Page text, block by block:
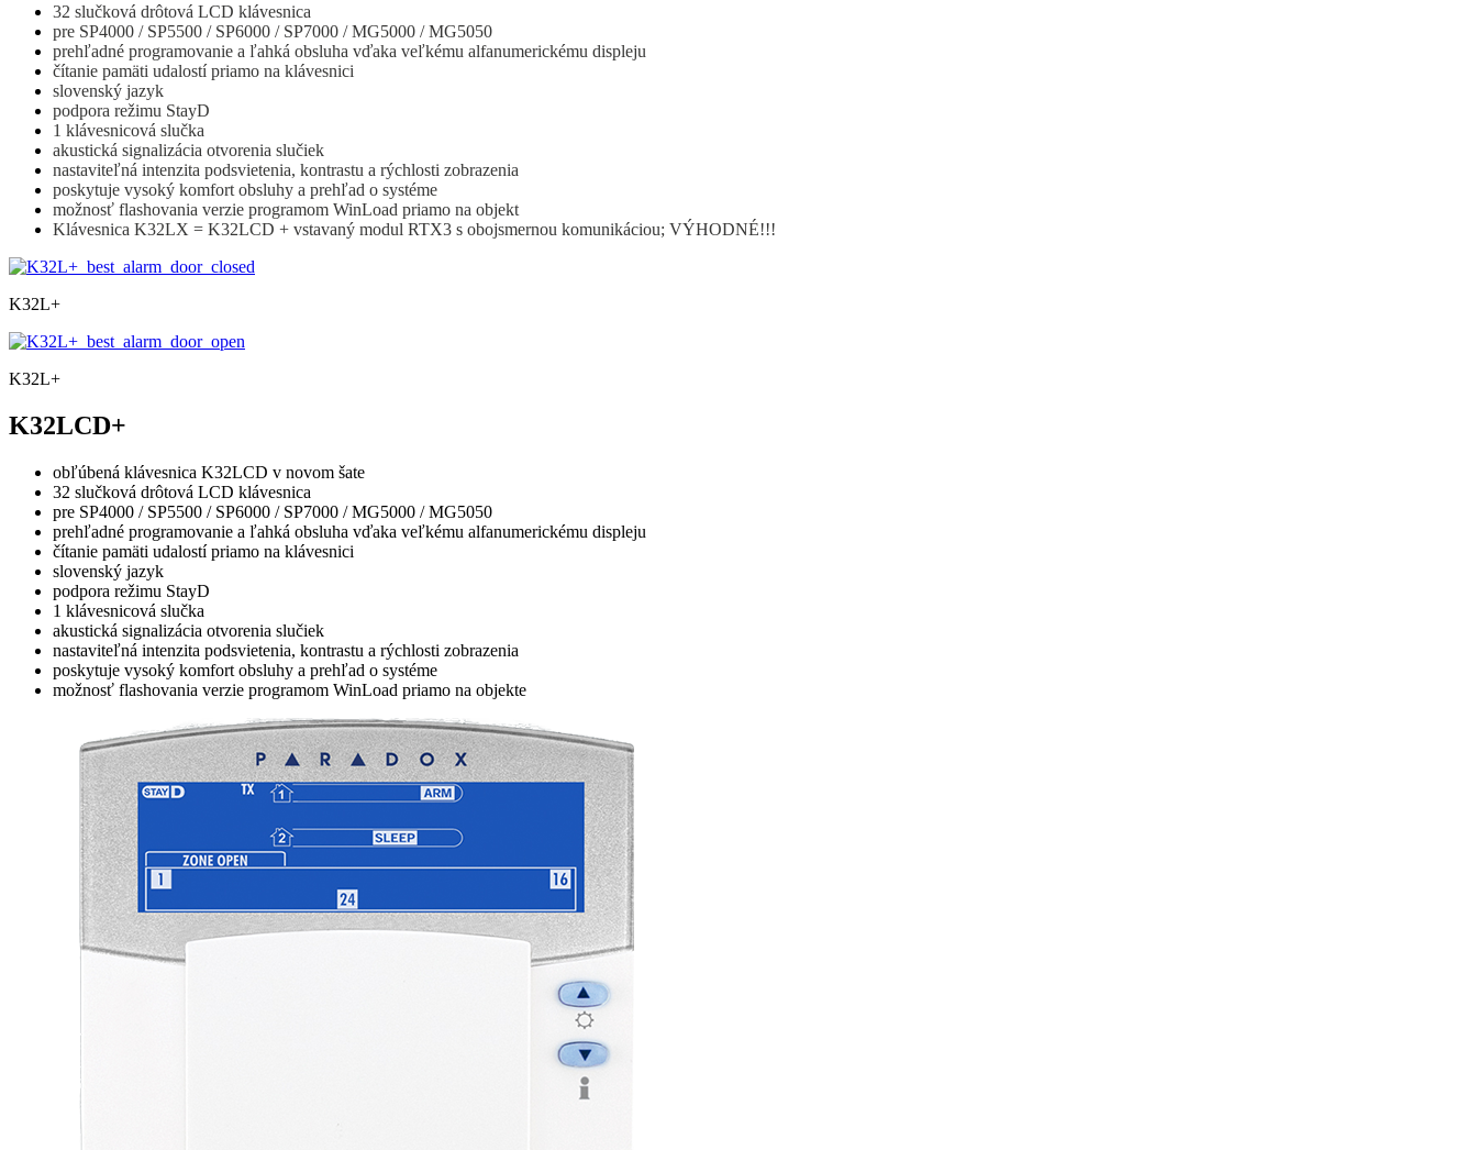
32 slučková drôtová LCD klávesnica
pre SP4000 / SP5500 / SP6000 / SP7000 / MG5000 / MG5050
prehľadné programovanie a ľahká obsluha vďaka veľkému alfanumerickému displeju
čítanie pamäti udalostí priamo na klávesnici
slovenský jazyk
podpora režimu StayD
1 klávesnicová slučka
akustická signalizácia otvorenia slučiek
nastaviteľná intenzita podsvietenia, kontrastu a rýchlosti zobrazenia
poskytuje vysoký komfort obsluhy a prehľad o systéme
možnosť flashovania verzie programom WinLoad priamo na objekt
Klávesnica K32LX = K32LCD + vstavaný modul RTX3 s obojsmernou komunikáciou; VÝHODNÉ!!!
K32L+
K32L+
K32LCD+
obľúbená klávesnica K32LCD v novom šate
32 slučková drôtová LCD klávesnica
pre SP4000 / SP5500 / SP6000 / SP7000 / MG5000 / MG5050
prehľadné programovanie a ľahká obsluha vďaka veľkému alfanumerickému displeju
čítanie pamäti udalostí priamo na klávesnici
slovenský jazyk
podpora režimu StayD
1 klávesnicová slučka
akustická signalizácia otvorenia slučiek
nastaviteľná intenzita podsvietenia, kontrastu a rýchlosti zobrazenia
poskytuje vysoký komfort obsluhy a prehľad o systéme
možnosť flashovania verzie programom WinLoad priamo na objekte